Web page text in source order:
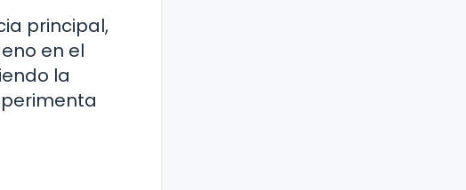
principal,
en el
la